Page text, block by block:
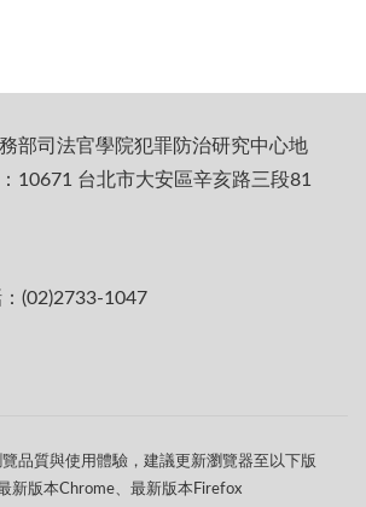
部司法官學院犯罪防治研究中心地
10671 台北市大安區辛亥路三段81
(02)2733-1047
品質與使用體驗，建議更新瀏覽器至以下版
新版本Chrome、最新版本Firefox